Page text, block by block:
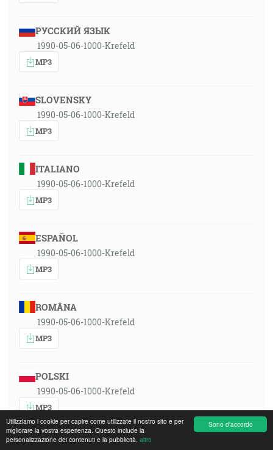
Sono d'accordo
Utilizziamo i cookie per capire come utilizzate il nostro sito e per
migliorare la vostra esperienza. Questo include la
personalizzazione dei contenuti e la pubblicità. altro
РУССКИЙ ЯЗЫК
1990-05-06-1000-Krefeld
MP3
SLOVENSKY
1990-05-06-1000-Krefeld
MP3
ITALIANO
1990-05-06-1000-Krefeld
MP3
ESPAÑOL
1990-05-06-1000-Krefeld
MP3
ROMÂNA
1990-05-06-1000-Krefeld
MP3
POLSKI
1990-05-06-1000-Krefeld
MP3
ENGLISH